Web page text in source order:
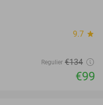
9.7 star
Regulier €134
€99